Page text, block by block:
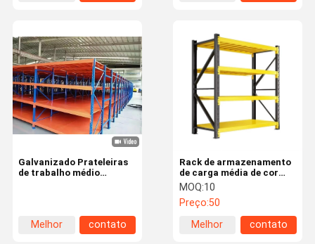
Rack de armazenamento
de carga média de cor
personalizada / Rack de
armazenamento de carga
média com
características
ajustáveis
MOQ:10
Preço:50
Melhor
contato
Galvanizado Prateleiras
de trabalho médio
Melhor
contato